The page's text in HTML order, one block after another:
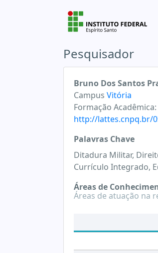
Pesquisador
Bruno Dos Santos
Campus Vitória
Formação Acadêmica:
http://lattes.cnpq.br/
Palavras Chave
Ditadura Militar,
Currículo Integrado,
Áreas de
Áreas de atuação na